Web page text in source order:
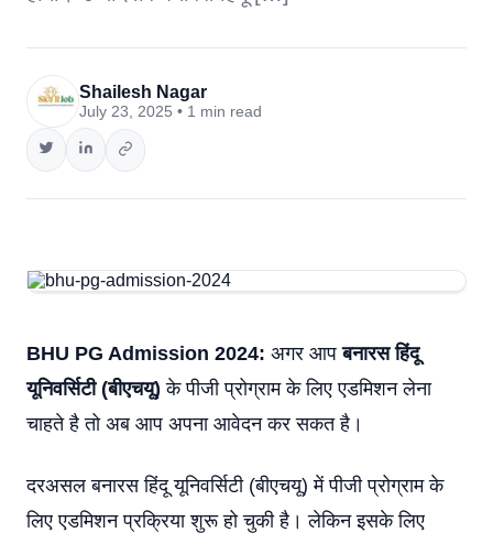
Shailesh Nagar
July 23, 2025 • 1 min read
BHU PG Admission 2024: अगर आपबनारस हिंदू
यूनिवर्सिटी (बीएचयू) के पीजी प्रोग्राम के लिए एडमिशन लेना
चाहते है तो अब आप अपना आवेदन कर सकत है।
दरअसल बनारस हिंदू यूनिवर्सिटी (बीएचयू) में पीजी प्रोग्राम के
लिए एडमिशन प्रक्रिया शुरू हो चुकी है। लेकिन इसके लिए